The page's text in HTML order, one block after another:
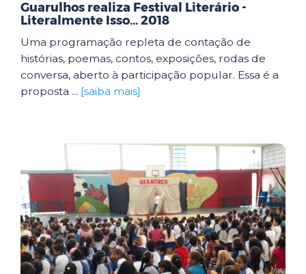
Guarulhos realiza Festival Literário -
Literalmente Isso... 2018
Uma programação repleta de contação de
histórias, poemas, contos, exposições, rodas de
conversa, aberto à participação popular. Essa é a
proposta ... [saiba mais]